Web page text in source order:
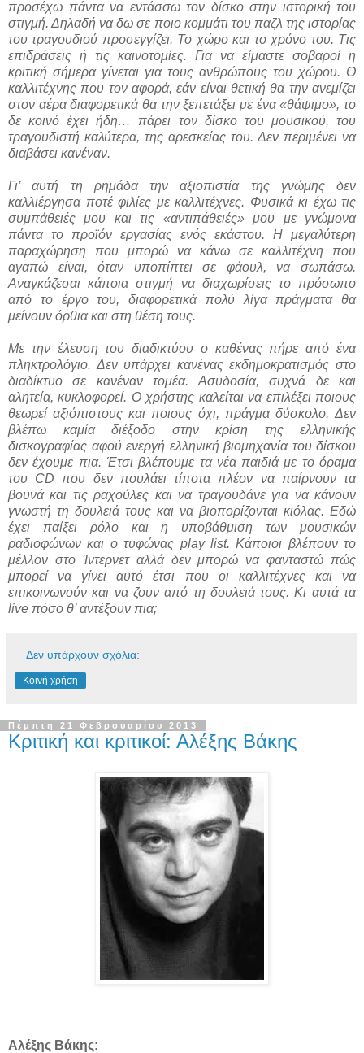
προσέχω πάντα να εντάσσω τον δίσκο στην ιστορική του
στιγμή. Δηλαδή να δω σε ποιο κομμάτι του παζλ της ιστορίας
του τραγουδιού προσεγγίζει. Το χώρο και το χρόνο του. Τις
επιδράσεις ή τις καινοτομίες. Για να είμαστε σοβαροί η
κριτική σήμερα γίνεται για τους ανθρώπους του χώρου. Ο
καλλιτέχνης που τον αφορά, εάν είναι θετική θα την ανεμίζει
στον αέρα διαφορετικά θα την ξεπετάξει με ένα «θάψιμο», το
δε κοινό έχει ήδη… πάρει τον δίσκο του μουσικού, του
τραγουδιστή καλύτερα, της αρεσκείας του. Δεν περιμένει να
διαβάσει κανέναν.
Γι’ αυτή τη ρημάδα την αξιοπιστία της γνώμης δεν
καλλιέργησα ποτέ φιλίες με καλλιτέχνες. Φυσικά κι έχω τις
συμπάθειές μου και τις «αντιπάθειές» μου με γνώμονα
πάντα το προϊόν εργασίας ενός εκάστου. Η μεγαλύτερη
παραχώρηση που μπορώ να κάνω σε καλλιτέχνη που
αγαπώ είναι, όταν υποπίπτει σε φάουλ, να σωπάσω.
Αναγκάζεσαι κάποια στιγμή να διαχωρίσεις το πρόσωπο
από το έργο του, διαφορετικά πολύ λίγα πράγματα θα
μείνουν όρθια και στη θέση τους.
Με την έλευση του διαδικτύου ο καθένας πήρε από ένα
πληκτρολόγιο. Δεν υπάρχει κανένας εκδημοκρατισμός στο
διαδίκτυο σε κανέναν τομέα. Ασυδοσία, συχνά δε και
αλητεία, κυκλοφορεί. Ο χρήστης καλείται να επιλέξει ποιους
θεωρεί αξιόπιστους και ποιους όχι, πράγμα δύσκολο. Δεν
βλέπω καμία διέξοδο στην κρίση της ελληνικής
δισκογραφίας αφού ενεργή ελληνική βιομηχανία του δίσκου
δεν έχουμε πια. Έτσι βλέπουμε τα νέα παιδιά με το όραμα
του CD που δεν πουλάει τίποτα πλέον να παίρνουν τα
βουνά και τις ραχούλες και να τραγουδάνε για να κάνουν
γνωστή τη δουλειά τους και να βιοπορίζονται κιόλας. Εδώ
έχει παίξει ρόλο και η υποβάθμιση των μουσικών
ραδιοφώνων και ο τυφώνας play list. Κάποιοι βλέπουν το
μέλλον στο Ίντερνετ αλλά δεν μπορώ να φανταστώ πώς
μπορεί να γίνει αυτό έτσι που οι καλλιτέχνες και να
επικοινωνούν και να ζουν από τη δουλειά τους. Κι αυτά τα
live πόσο θ’ αντέξουν πια;
Δεν υπάρχουν σχόλια:
Κοινή χρήση
Πέμπτη 21 Φεβρουαρίου 2013
Κριτική και κριτικοί: Αλέξης Βάκης
Αλέξης Βάκης: